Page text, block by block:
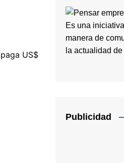
US$
Es una
manera de
la actualidad
Publicidad